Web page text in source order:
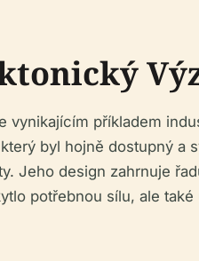
vynikajícím příkladem
byl hojně dostupný a
Jeho design zahrnuje
potřebnou sílu, ale